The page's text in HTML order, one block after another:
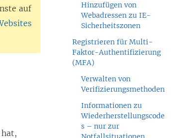
auf
Hinzufügen von
Webadressen zu IE-
Sicherheitszonen
Registrieren für Multi-
Faktor-Authentifizierung
(MFA)
Verwalten von
Verifizierungsmethoden
Informationen zu
Wiederherstellungscode
s – nur zur